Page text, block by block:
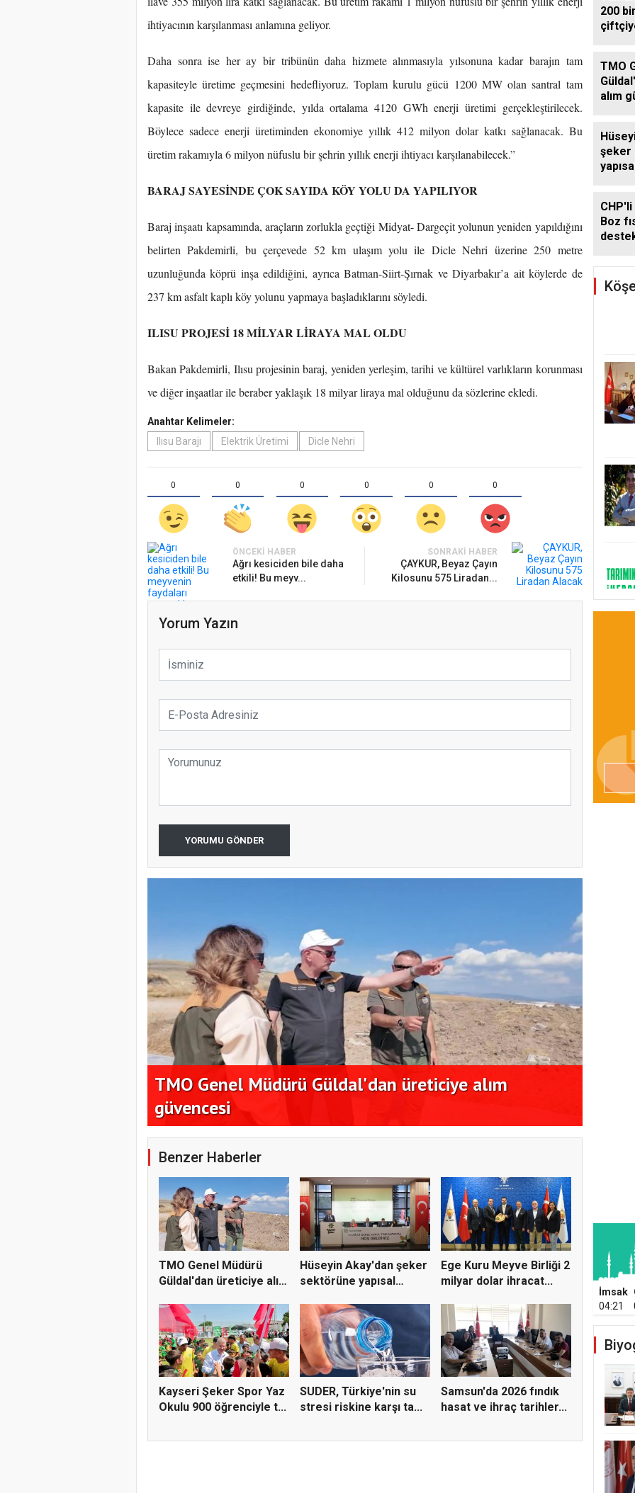
ihtiyacının karşılanması anlamına geliyor.
Daha sonra ise her ay bir tribünün daha hizmete alınmasıyla yılsonuna kadar barajın tam
kapasiteyle üretime geçmesini hedefliyoruz. Toplam kurulu gücü 1200 MW olan santral tam
kapasite ile devreye girdiğinde, yılda ortalama 4120 GWh enerji üretimi gerçekleştirilecek.
Böylece sadece enerji üretiminden ekonomiye yıllık 412 milyon dolar katkı sağlanacak. Bu
üretim rakamıyla 6 milyon nüfuslu bir şehrin yıllık enerji ihtiyacı karşılanabilecek.”
BARAJ SAYESİNDE ÇOK SAYIDA KÖY YOLU DA YAPILIYOR
Baraj inşaatı kapsamında, araçların zorlukla geçtiği Midyat- Dargeçit yolunun yeniden yapıldığını
belirten Pakdemirli, bu çerçevede 52 km ulaşım yolu ile Dicle Nehri üzerine 250 metre
uzunluğunda köprü inşa edildiğini, ayrıca Batman-Siirt-Şırnak ve Diyarbakır’a ait köylerde de
237 km asfalt kaplı köy yolunu yapmaya başladıklarını söyledi.
ILISU PROJESİ 18 MİLYAR LİRAYA MAL OLDU
Bakan Pakdemirli, Ilısu projesinin baraj, yeniden yerleşim, tarihi ve kültürel varlıkların korunması
ve diğer inşaatlar ile beraber yaklaşık 18 milyar liraya mal olduğunu da sözlerine ekledi.
Anahtar Kelimeler:
Ilısu Barajı
Elektrik Üretimi Dicle Nehri
0 0 0 0 0 0
ÖNCEKI HABER
Ağrı kesiciden bile daha
etkili! Bu meyv...
SONRAKI HABER
ÇAYKUR, Beyaz Çayın
Kilosunu 575 Liradan...
Yorum Yazın
YORUMU GÖNDER
TMO Genel Müdürü Güldal'dan üreticiye alım
güvencesi
Benzer Haberler
TMO Genel Müdürü
Güldal'dan üreticiye alım
Hüseyin Akay'dan şeker
sektörüne yapısal
Ege Kuru Meyve Birliği 2
milyar dolar ihracat...
Kayseri Şeker Spor Yaz
Okulu 900 öğrenciyle t...
SUDER, Türkiye'nin su
stresi riskine karşı ta...
Samsun'da 2026 fındık
hasat ve ihraç tarihler...
200
TMO
alım
şeker
Boz
İmsak
04:21